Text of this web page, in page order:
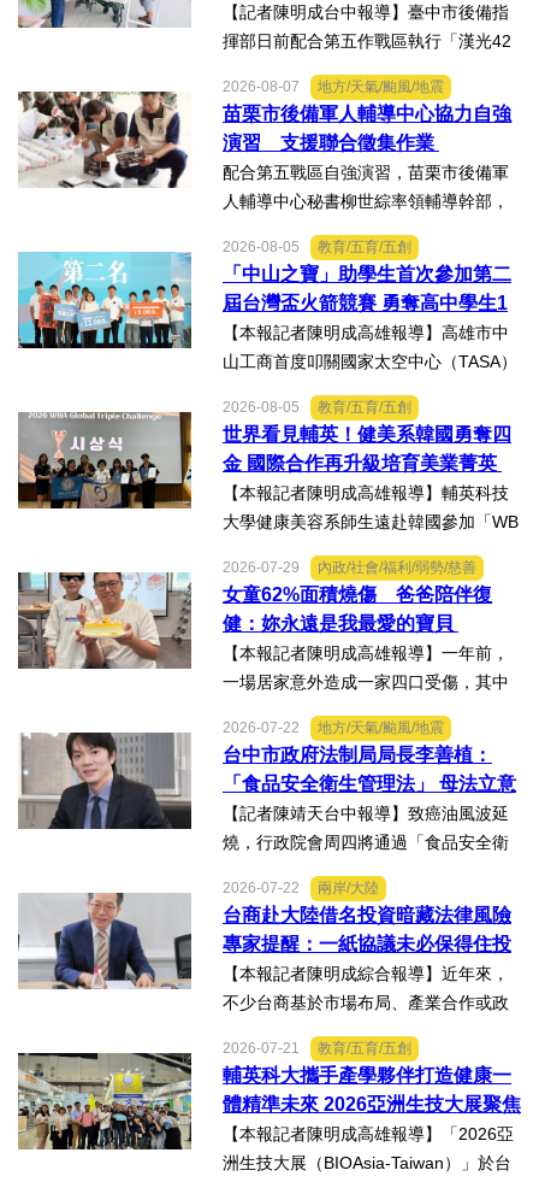
【記者陳明成台中報導】臺中市後備指
揮部日前配合第五作戰區執行「漢光42
教育召集作業，臺中市外埔區、清水
區、大安區等後備軍人輔導中心全力投
入支援任務，設置服務台協助...
2026-08-07 地方/天氣/颱風/地震
苗栗市後備軍人輔導中心協力自強
演習 支援聯合徵集作業
配合第五戰區自強演習，苗栗市後備軍
人輔導中心秘書柳世綜率領輔導幹部，
徵用作業演練。【記者陳明成台中報
導】為驗證全民防衛動員機制，苗栗市
後備軍人輔導中心配合第五...
2026-08-05 教育/五育/五創
「中山之寶」助學生首次參加第二
屆台灣盃火箭競賽 勇奪高中學生1
K組亞軍
【本報記者陳明成高雄報導】高雄市中
山工商首度叩關國家太空中心（TASA）
一路過關斬將，順利完成火箭發射，並
將全箭完整回收，勇奪高中學生1K組亞
軍，表現亮眼。陳國清...
2026-08-05 教育/五育/五創
世界看見輔英！健美系韓國勇奪四
金 國際合作再升級培育美業菁英
【本報記者陳明成高雄報導】輔英科技
大學健康美容系師生遠赴韓國參加「WB
賽」及「2026WBAGlobalTripleChallen
ge全球美學現場賽」，展現紮實專業實
力，師生聯手勇奪四金、...
2026-07-29 內政/社會/福利/弱勢/慈善
女童62%面積燒傷 爸爸陪伴復
健：妳永遠是我最愛的寶貝
【本報記者陳明成高雄報導】一年前，
一場居家意外造成一家四口受傷，其中
燒傷，在加護病房搶救超過兩個月，並
歷經在陽光基金會近一年的漫長復復健
及陪伴下，芸芸將於八月重返...
2026-07-22 地方/天氣/颱風/地震
台中市政府法制局局長李善植：
「食品安全衛生管理法」 母法立意
良善但子法標準過於寬鬆、處罰欠
缺嚇阻力、第一線缺乏足夠的人力
【記者陳靖天台中報導】致癌油風波延
燒，行政院會周四將通過「食品安全衛
說明十大修法重點，其中增訂地方主管
機關風險導向查核機制、強化業者異常
通報責任及加重通報不實處...
2026-07-22 兩岸/大陸
台商赴大陸借名投資暗藏法律風險
專家提醒：一紙協議未必保得住投
資權益
【本報記者陳明成綜合報導】近年來，
不少台商基於市場布局、產業合作或政
陸。然而，看似便利的投資模式，卻可
能隱藏股權歸屬、投資收益、經營控制
權及法律責任等風險，一旦...
2026-07-21 教育/五育/五創
輔英科大攜手產學夥伴打造健康一
體精準未來 2026亞洲生技大展聚焦
精準健康創新實力
【本報記者陳明成高雄報導】「2026亞
洲生技大展（BIOAsia-Taiwan）」於台